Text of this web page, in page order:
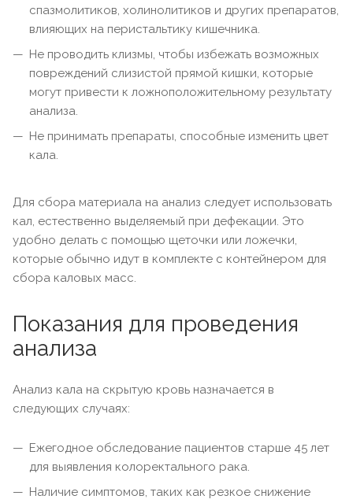
спазмолитиков, холинолитиков и других препаратов,
влияющих на перистальтику кишечника.
Не проводить клизмы, чтобы избежать возможных
повреждений слизистой прямой кишки, которые
могут привести к ложноположительному результату
анализа.
Не принимать препараты, способные изменить цвет
кала.
Для сбора материала на анализ следует использовать
кал, естественно выделяемый при дефекации. Это
удобно делать с помощью щеточки или ложечки,
которые обычно идут в комплекте с контейнером для
сбора каловых масс.
Показания для проведения
анализа
Анализ кала на скрытую кровь назначается в
следующих случаях:
Ежегодное обследование пациентов старше 45 лет
для выявления колоректального рака.
Наличие симптомов, таких как резкое снижение